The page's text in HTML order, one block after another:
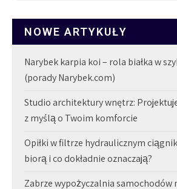
NOWE ARTYKUŁY
Narybek karpia koi – rola białka w
(porady Narybek.com)
Studio architektury wnętrz:
z myślą o Twoim komforcie
Opiłki w filtrze hydraulicznym
biorą i co dokładnie oznaczają?
Zabrze wypożyczalnia samochodów